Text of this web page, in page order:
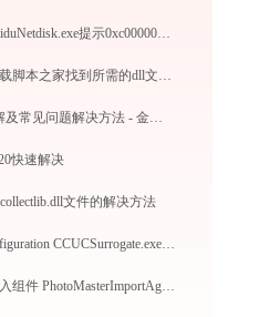
百度网盘打开BaiduNetdisk.exe提示0xc000007b错误码怎么办
如何在dll文件下载脚本之家找到所需的dll文件？
office.dll功能详解及常见问题解决方法 - 金山毒霸
快速解决
文件的解决方法
simatic wincc configuration CCUCSurrogate.exe系统错误msvcp140.dll丢失如何解决
联想照片大师导入组件 PhotoMasterImportAgent.exe提示缺少msvcp80.dll文件的解决办法